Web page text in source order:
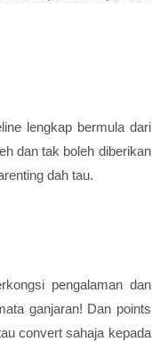
lengkap bermula dari
dan tak boleh diberikan
dah tau.
pengalaman dan
ganjaran! Dan points
convert sahaja kepada